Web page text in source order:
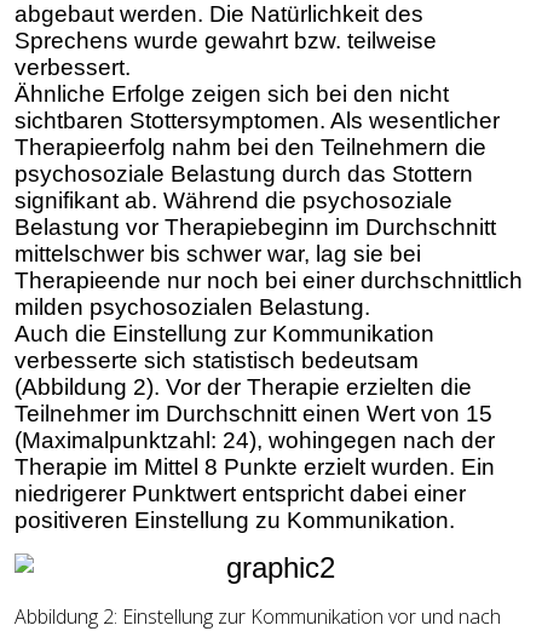
abgebaut werden. Die Natürlichkeit des
Sprechens wurde gewahrt bzw. teilweise
verbessert.
Ähnliche Erfolge zeigen sich bei den nicht
sichtbaren Stottersymptomen. Als wesentlicher
Therapieerfolg nahm bei den Teilnehmern die
psychosoziale Belastung durch das Stottern
signifikant ab. Während die psychosoziale
Belastung vor Therapiebeginn im Durchschnitt
mittelschwer bis schwer war, lag sie bei
Therapieende nur noch bei einer durchschnittlich
milden psychosozialen Belastung.
Auch die Einstellung zur Kommunikation
verbesserte sich statistisch bedeutsam
(Abbildung 2). Vor der Therapie erzielten die
Teilnehmer im Durchschnitt einen Wert von 15
(Maximalpunktzahl: 24), wohingegen nach der
Therapie im Mittel 8 Punkte erzielt wurden. Ein
niedrigerer Punktwert entspricht dabei einer
positiveren Einstellung zu Kommunikation.
Abbildung 2: Einstellung zur Kommunikation vor und nach